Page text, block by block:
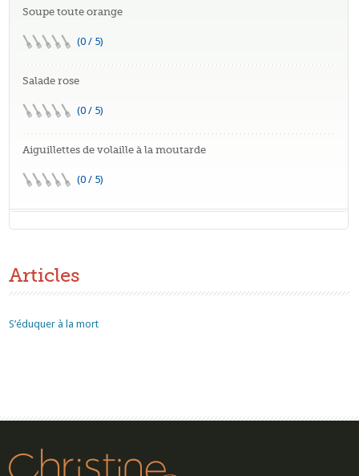
Soupe toute orange
(0 / 5)
Salade rose
(0 / 5)
Aiguillettes de volaille à la moutarde
(0 / 5)
Articles
S’éduquer à la mort